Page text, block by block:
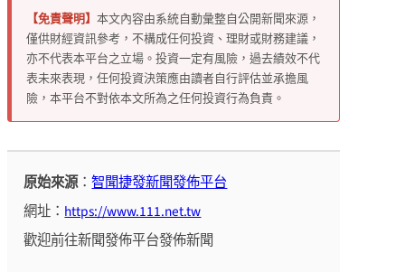
【免責聲明】 本文內容由系統自動彙整自公開新聞來源，
僅供財經資訊參考，不構成任何投資、理財或財務建議，
亦不代表本平台之立場。投資一定有風險，過去績效不代
表未來表現，任何投資決策應由讀者自行評估並承擔風
險，本平台不對依本文所為之任何投資行為負責。
原始來源：智聞捷發新聞發佈平台
網址： https://www.111.net.tw
歡迎前往新聞發佈平台發佈新聞